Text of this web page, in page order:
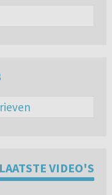
LAATSTE VIDEO'S